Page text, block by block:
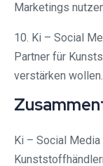
Marketings
10. Ki – Social
Partner für
verstärken wollen.
Ki – Social